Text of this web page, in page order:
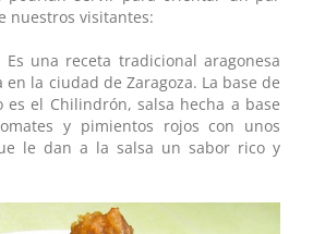
nuestros visitantes:
una receta tradicional aragonesa
la ciudad de Zaragoza. La base de
es el Chilindrón, salsa hecha a base
y pimientos rojos con unos
le dan a la salsa un sabor rico y